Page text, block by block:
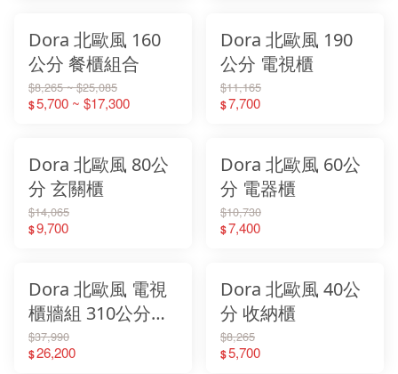
Dora 北歐風 160
公分 餐櫃組合
$8,265 ~ $25,085
$5,700 ~ $17,300
Dora 北歐風 190
公分 電視櫃
$11,165
$7,700
Dora 北歐風 80公
分 玄關櫃
$14,065
$9,700
Dora 北歐風 60公
分 電器櫃
$10,730
$7,400
Dora 北歐風 電視
櫃牆組 310公分
(190電視櫃+配件
+80展示櫃+40收納
$37,990
$26,200
Dora 北歐風 40公
分 收納櫃
$8,265
$5,700